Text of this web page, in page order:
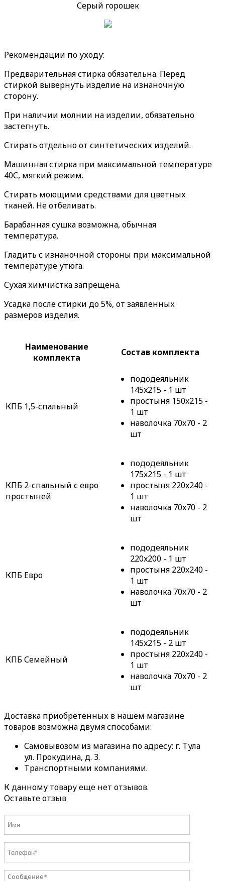
Серый горошек
Рекомендации по уходу:
Предварительная стирка обязательна. Перед
стиркой вывернуть изделие на изнаночную
сторону.
При наличии молнии на изделии, обязательно
застегнуть.
Стирать отдельно от синтетических изделий.
Машинная стирка при максимальной температуре
40С, мягкий режим.
Стирать моющими средствами для цветных
тканей. Не отбеливать.
Барабанная сушка возможна, обычная
температура.
Гладить с изнаночной стороны при максимальной
температуре утюга.
Сухая химчистка запрещена.
Усадка после стирки до 5%, от заявленных
размеров изделия.
Наименование
комплекта
Состав комплекта
КПБ 1,5-спальный
пододеяльник
145x215 - 1 шт
простыня 150x215 -
1 шт
наволочка 70x70 - 2
шт
КПБ 2-спальный с евро
простыней
пододеяльник
175x215 - 1 шт
простыня 220x240 -
1 шт
наволочка 70x70 - 2
шт
КПБ Евро
пододеяльник
220x200 - 1 шт
простыня 220x240 -
1 шт
наволочка 70x70 - 2
шт
КПБ Семейный
пододеяльник
145x215 - 2 шт
простыня 220x240 -
1 шт
наволочка 70x70 - 2
шт
Доставка приобретенных в нашем магазине
товаров возможна двумя способами:
Самовывозом из магазина по адресу: г. Тула
ул. Прокудина, д. 3.
Транспортными компаниями.
К данному товару еще нет отзывов.
Оставьте отзыв